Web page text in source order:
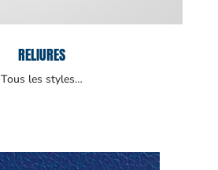
RELIURES
Tous les styles…